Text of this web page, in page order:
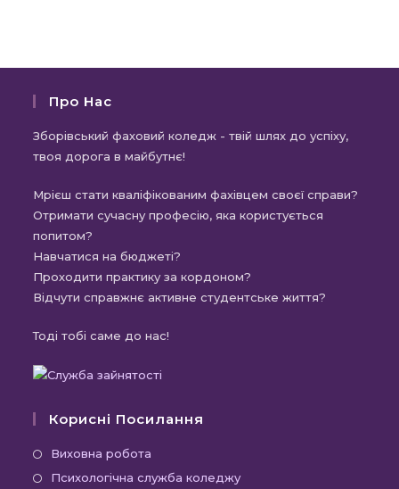
Про Нас
Зборівський фаховий коледж - твій шлях до успіху,
твоя дорога в майбутнє!
Мрієш стати кваліфікованим фахівцем своєї справи?
Отримати сучасну професію, яка користується
попитом?
Навчатися на бюджеті?
Проходити практику за кордоном?
Відчути справжнє активне студентське життя?
Тоді тобі саме до нас!
Корисні Посилання
Виховна робота
в
Психологічна служба коледжуВідкриється